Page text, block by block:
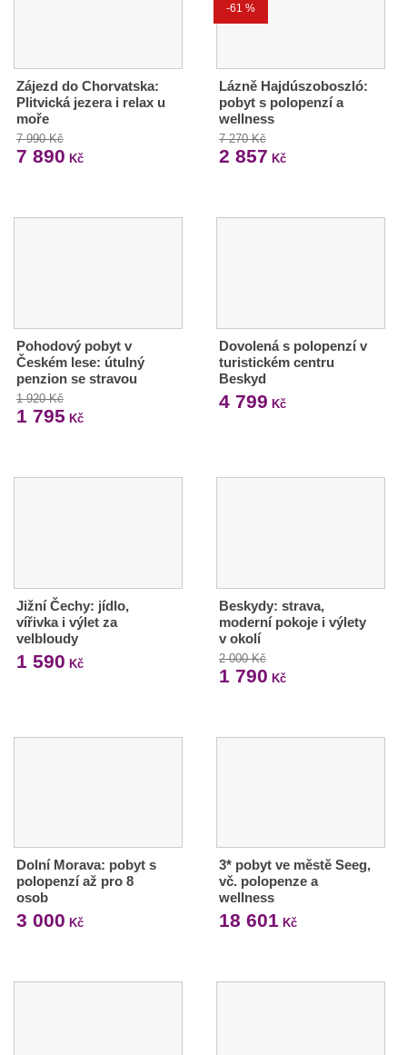
Zájezd do Chorvatska:
Plitvická jezera i relax u
moře
7 990 Kč
7 890 Kč
-61 %
Lázně Hajdúszoboszló:
pobyt s polopenzí a
wellness
7 270 Kč
2 857 Kč
Pohodový pobyt v
Českém lese: útulný
penzion se stravou
1 920 Kč
1 795 Kč
Dovolená s polopenzí v
turistickém centru
Beskyd
4 799 Kč
Jižní Čechy: jídlo,
vířivka i výlet za
velbloudy
1 590 Kč
Beskydy: strava,
moderní pokoje i výlety
v okolí
2 000 Kč
1 790 Kč
Dolní Morava: pobyt s
polopenzí až pro 8
osob
3 000 Kč
3* pobyt ve městě Seeg,
vč. polopenze a
wellness
18 601 Kč